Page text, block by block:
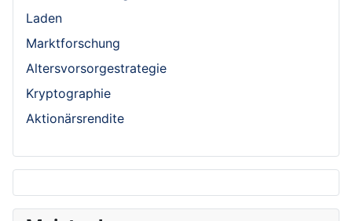
Laden
Marktforschung
Altersvorsorgestrategie
Kryptographie
Aktionärsrendite